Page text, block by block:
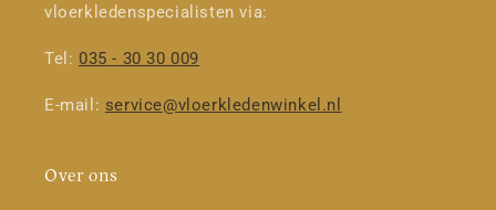
vloerkledenspecialisten via:
Tel: 035 - 30 30 009
E-mail: service@vloerkledenwinkel.nl
Over ons